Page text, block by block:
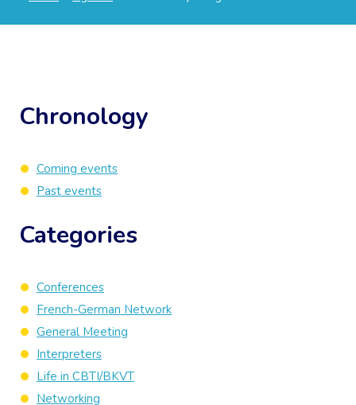
Chronology
Coming events
Past events
Categories
Conferences
French-German Network
General Meeting
Interpreters
Life in CBTI/BKVT
Networking